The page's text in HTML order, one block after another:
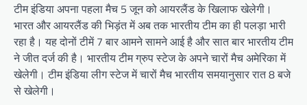
टीम इंडिया अपना पहला मैच 5 जून को आयरलैंड के खिलाफ खेलेगी।
भारत और आयरलैंड की भिड़ंत में अब तक भारतीय टीम का ही पलड़ा भारी
रहा है। यह दोनों टीमें 7 बार आमने सामने आई है और सात बार भारतीय टीम
ने जीत दर्ज की है। भारतीय टीम ग्रुप स्टेज के अपने चारों मैच अमेरिका में
खेलेगी। टीम इंडिया लीग स्टेज में चारों मैच भारतीय समयानुसार रात 8 बजे
से खेलेगी।